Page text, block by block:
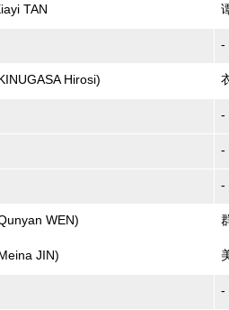
TAN
-
Hirosi)
-
-
-
WEN)
JIN)
-